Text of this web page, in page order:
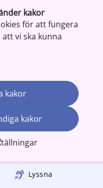
kakor
för att fungera
vi ska kunna
kakor
kakor
Lyssna